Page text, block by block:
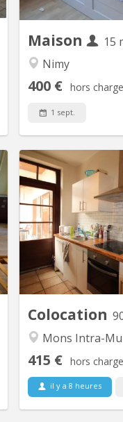
Maison
15
Nimy
400 € hors
1 sept.
Colocation
Mons Intra-
415 € hors
il y a 8 heures
🏡 Une
Appartement
Étudiant(e)s /
Colocation
professionnelle
idéal : A
d'Architecture, de
Grand Place. Non